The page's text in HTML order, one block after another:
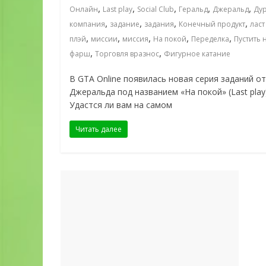
Онлайн, Last play, Social Club, Геральд, Джеральд,
компания, задание, задания, Конечный продукт, ласт
плэй, миссии, миссия, На покой, Переделка, Пустить
фарш, Торговля вразнос, Фигурное катание
В GTA Online появилась новая серия заданий от
Джеральда под названием «На покой» (Last
Удастся ли вам на самом
Читать далее